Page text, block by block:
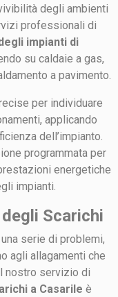
degli ambienti
professionali di
impianti di
su caldaie a gas,
a pavimento.
per individuare
applicando
dell’impianto.
programmata per
energetiche
impianti.
Scarichi
serie di problemi,
agli allagamenti che
nostro servizio di
a Casarile è